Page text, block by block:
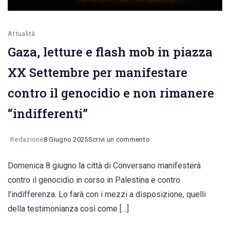
Attualità
Gaza, letture e flash mob in piazza
XX Settembre per manifestare
contro il genocidio e non rimanere
“indifferenti”
Redazione8 Giugno 2025Scrivi un commento
letture
e
Domenica 8 giugno la città di Conversano manifesterà
contro il genocidio in corso in Palestina e contro
l’indifferenza. Lo farà con i mezzi a disposizione, quelli
della testimonianza così come […]